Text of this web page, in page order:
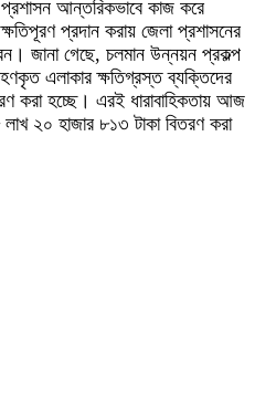
প্রশাসন আন্তরিকভাবে কাজ করে
প্রদান করায় জেলা প্রশাসনের
জানা গেছে, চলমান উন্নয়ন প্রকল্প
এলাকার ক্ষতিগ্রস্ত ব্যক্তিদের
করা হচ্ছে। এরই ধারাবাহিকতায় আজ
২০ হাজার ৮১৩ টাকা বিতরণ করা